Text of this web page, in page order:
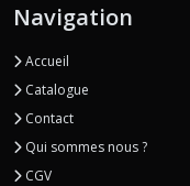
Navigation
Accueil
Catalogue
Contact
Qui sommes nous ?
CGV